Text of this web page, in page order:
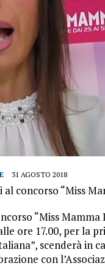
31 AGOSTO 2018
concorso “Miss
“Miss
ore 17.00, per la
scenderà in
con